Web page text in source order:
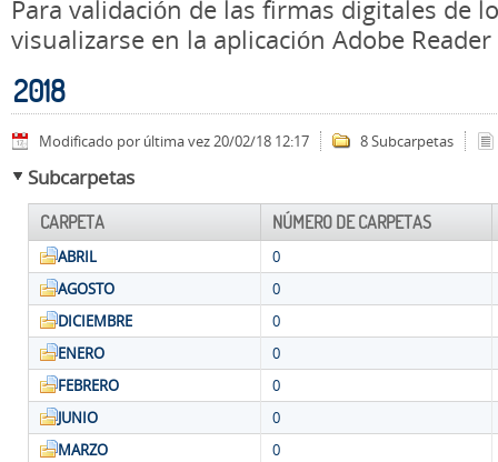
Para validación de las firmas digitales de
visualizarse en la aplicación Adobe Reader
2018
Modificado por última vez 20/02/18 12:17 8 Subcarpetas
Subcarpetas
CARPETA NÚMERO DE CARPETAS
ABRIL
0
AGOSTO
0
DICIEMBRE
0
ENERO
0
FEBRERO
0
JUNIO
0
MARZO
0